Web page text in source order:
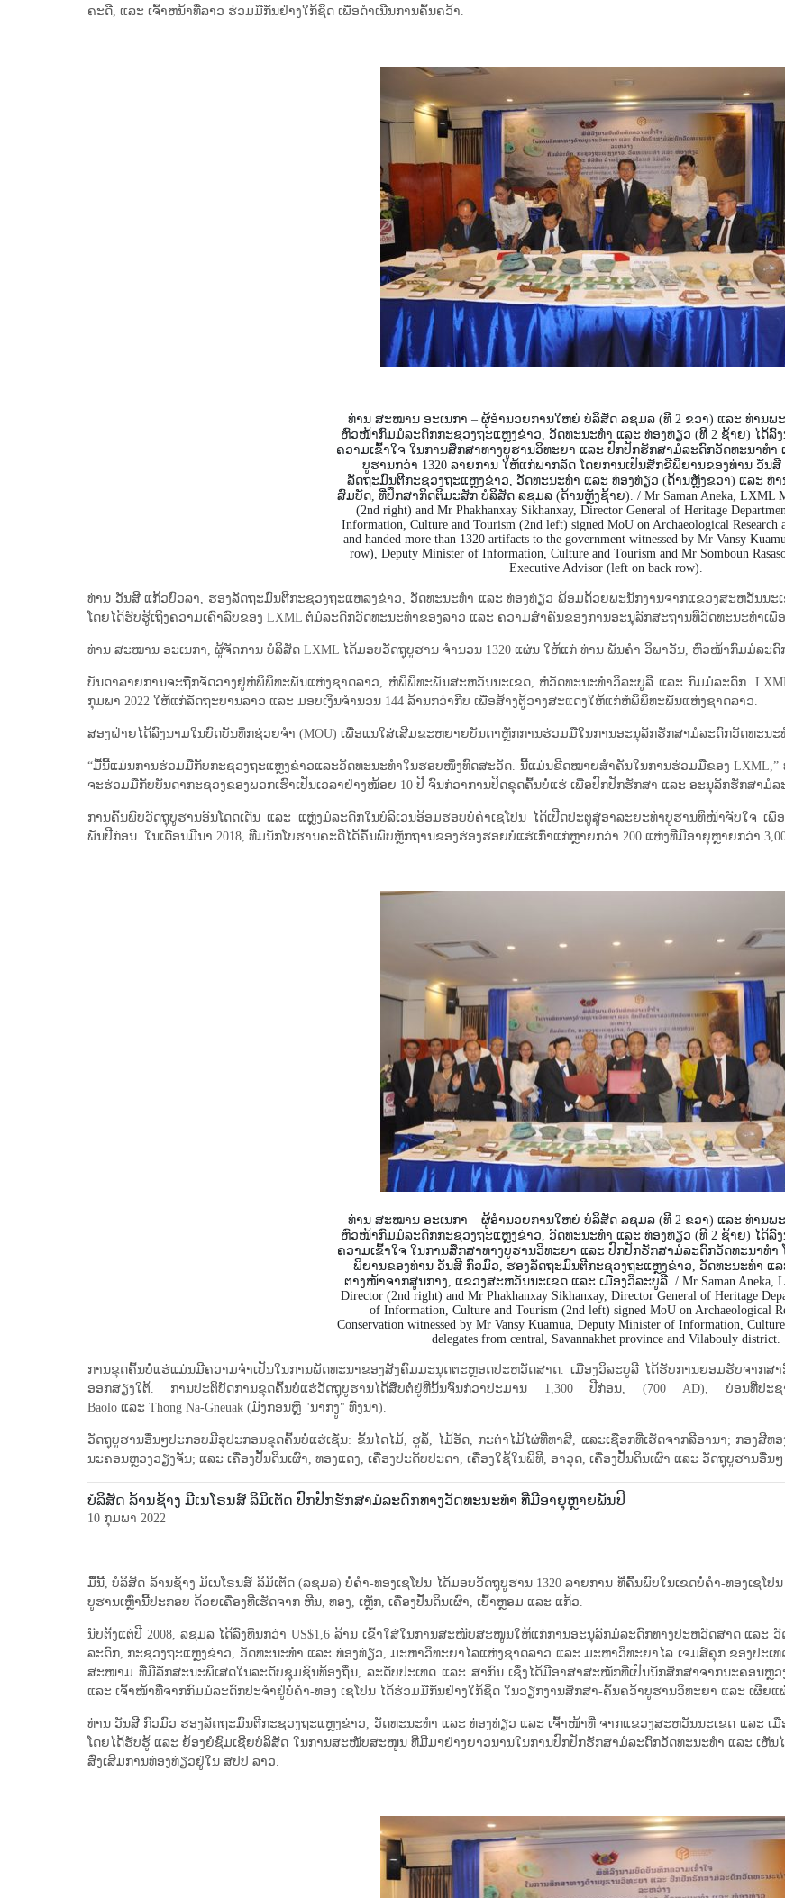
ຄະດີ, ແລະ ເຈົ້າຫນ້າທີ່ລາວ ຮ່ວມມືກັນຢ່າງໃກ້ຊິດ ເພື່ອດໍາເນີນການຄົ້ນຄວ້າ.
ທ່ານ ສະໝານ ອະເນກາ – ຜູ້ອຳນວຍການໃຫຍ່ ບໍລິສັດ ລຊມລ (ທີ 2 ຂວາ) ແລະ ທ່ານພ
ຫົວໜ້າກົມມໍລະດົກກະຊວງຖະແຫຼງຂ່າວ, ວັດທະນະທຳ ແລະ ທ່ອງທ່ຽວ (ທີ 2 ຊ້າຍ) ໄດ້ລົ
ຄວາມເຂົ້າໃຈ ໃນການສຶກສາທາງບູຮານວິທະຍາ ແລະ ປົກປັກຮັກສາມໍລະດົກວັດທະນາທໍາ
ບູຮານກວ່າ 1320 ລາຍການ ໃຫ້ແກ່ພາກລັດ ໂດຍການເປັນສັກຂີພິຍານຂອງທ່ານ ວັນສີ
ລັດຖະມົນຕີກະຊວງຖະແຫຼງຂ່າວ, ວັດທະນະທຳ ແລະ ທ່ອງທ່ຽວ (ດ້ານຫຼັງຂວາ) ແລະ ທ່
ສົມບັດ, ທີ່ປຶກສາກິດຕິມະສັກ ບໍລິສັດ ລຊມລ (ດ້ານຫຼັງຊ້າຍ). / Mr Saman Aneka, LXML
(2nd right) and Mr Phakhanxay Sikhanxay, Director General of Heritage
Information, Culture and Tourism (2nd left) signed MoU on Archaeological Research
and handed more than 1320 artifacts to the government witnessed by Mr Vansy
row), Deputy Minister of Information, Culture and Tourism and Mr Somboun
Executive Advisor (left on back row).
ທ່ານ ວັນສີ ແກ້ວບົວລາ, ຮອງລັດຖະມົນຕີກະຊວງຖະແຫລງຂ່າວ, ວັດທະນະທຳ ແລະ ທ່ອງທ່ຽວ ພ້ອມດ້ວຍພະນັກງານຈາກແຂວງສະຫວັນນ
ໂດຍໄດ້ຮັບຮູ້ເຖິງຄວາມເຄົາລົບຂອງ LXML ຕໍ່ມໍລະດົກວັດທະນະທຳຂອງລາວ ແລະ ຄວາມສຳຄັນຂອງການອະນຸລັກສະຖານທີ່ວັດທະນະທຳເພື່
ທ່ານ ສະໝານ ອະເນກາ, ຜູ້ຈັດການ ບໍລິສັດ LXML ໄດ້ມອບວັດຖຸບູຮານ ຈໍານວນ 1320 ແຜ່ນ ໃຫ້ແກ່ ທ່ານ ພັນຄຳ ວິພາວັນ, ຫົວໜ້າກົມມໍລະ
ບັນດາ​ລາຍການ​ຈະ​ຖືກ​ຈັດ​ວາງ​ຢູ່​ຫໍພິພິທະ​ພັນ​ແຫ່ງ​ຊາດ​ລາວ, ຫໍພິພິທະ​ພັນ​ສະຫວັນ​ນະ​ເຂດ, ຫໍ​ວັດທະນະທຳ​ວິລະ​ບູລີ ​ແລະ ກົມ​ມໍລະດົກ.
ກຸມພາ 2022 ໃຫ້ແກ່ລັດຖະບານລາວ ແລະ ມອບເງິນຈໍານວນ 144 ລ້ານກວ່າກີບ ເພື່ອສ້າງຕູ້ວາງສະແດງໃຫ້ແກ່ຫໍພິພິທະພັນແຫ່ງຊາດລາວ.
ສອງ​ຝ່າຍ​ໄດ້​ລົງ​ນາມ​ໃນ​ບົດ​ບັນທຶກ​ຊ່ວຍ​ຈຳ (MOU) ​ເພື່ອ​ແນ​ໃສ່​ເສີມ​ຂະຫຍາຍ​ບັນດາ​ຫຼັກການ​ຮ່ວມ​ມື​ໃນ​ການ​ອະນຸລັກ​ຮັກສາ​ມໍລະດົກ​ວັດທະນະ
“ມື້​ນີ້​ແມ່ນ​ການ​ຮ່ວມ​ມື​ກັບ​ກະ​ຊວງ​ຖະ​ແຫຼງ​ຂ່າວ​ແລະ​ວັດ​ທະ​ນະ​ທຳ​ໃນ​ຮອບ​ໜຶ່ງ​ທົດ​ສະ​ວັດ. ນີ້ແມ່ນຂີດໝາຍສຳຄັນໃນການຮ່ວມມືຂອງ LXML,”
ຈະຮ່ວມມືກັບບັນດາກະຊວງຂອງພວກເຮົາເປັນເວລາຢ່າງໜ້ອຍ 10 ປີ ຈົນກ່ວາການປິດຂຸດຄົ້ນບໍ່ແຮ່ ເພື່ອປົກປັກຮັກສາ ແລະ ອະນຸລັກຮັກສາມໍລ
ການຄົ້ນພົບວັດຖຸບູຮານອັນໂດດເດັ່ນ ແລະ ແຫຼ່ງມໍລະດົກໃນບໍລິເວນອ້ອມຮອບບໍ່ຄຳເຊໂປນ ໄດ້ເປີດປະຕູສູ່ອາລະຍະທຳບູຮານທີ່ໜ້າຈັບໃຈ ເພື່
ພັນປີກ່ອນ. ໃນເດືອນມີນາ 2018, ທີມນັກໂບຮານຄະດີໄດ້ຄົ້ນພົບຫຼັກຖານຂອງຮ່ອງຮອຍບໍ່ແຮ່ເກົ່າແກ່ຫຼາຍກວ່າ 200 ແຫ່ງທີ່ມີອາຍຸຫຼາຍກວ່າ
ທ່ານ ສະໝານ ອະເນກາ – ຜູ້ອຳນວຍການໃຫຍ່ ບໍລິສັດ ລຊມລ (ທີ 2 ຂວາ) ແລະ ທ່ານພ
ຫົວໜ້າກົມມໍລະດົກກະຊວງຖະແຫຼງຂ່າວ, ວັດທະນະທຳ ແລະ ທ່ອງທ່ຽວ (ທີ 2 ຊ້າຍ) ໄດ້ລົ
ຄວາມເຂົ້າໃຈ ໃນການສຶກສາທາງບູຮານວິທະຍາ ແລະ ປົກປັກຮັກສາມໍລະດົກວັດທະນາທໍາ
ພິຍານຂອງທ່ານ ວັນສີ ກົວມົວ, ຮອງລັດຖະມົນຕີກະຊວງຖະແຫຼງຂ່າວ, ວັດທະນະທຳ ແ
ຕາງໜ້າຈາກສູນກາງ, ແຂວງສະຫວັນນະເຂດ ແລະ ເມືອງວິລະບູລີ. / Mr Saman Aneka,
Director (2nd right) and Mr Phakhanxay Sikhanxay, Director General of Heritage
of Information, Culture and Tourism (2nd left) signed MoU on Archaeological
Conservation witnessed by Mr Vansy Kuamua, Deputy Minister of Information,
delegates from central, Savannakhet province and Vilabouly district.
ການຂຸດຄົ້ນບໍ່ແຮ່ແມ່ນມີຄວາມຈໍາເປັນໃນການພັດທະນາຂອງສັງຄົມມະນຸດຕະຫຼອດປະຫວັດສາດ. ເມືອງວິລະບູລີ ໄດ້ຮັບການຍອມຮັບຈາກສ
ອອກສຽງໃຕ້. ການປະຕິບັດການຂຸດຄົ້ນບໍ່ແຮ່ວັດຖຸບູຮານໄດ້ສືບຕໍ່ຢູ່ທີ່ນັ້ນຈົນກ່ວາປະມານ 1,300 ປີກ່ອນ, (700 AD), ບ່ອນທີ່ປະຊາ
Baolo ແລະ Thong Na-Gneuak (ມັງກອນຫຼື "ນາກງູ" ທົ່ງນາ).
ວັດຖຸບູຮານອື່ນໆປະກອບມີອຸປະກອນຂຸດຄົ້ນບໍ່ແຮ່ເຊັ່ນ: ຂັ້ນໄດໄມ້, ຮູລໍ້, ໄມ້ອັດ, ກະຕ່າໄມ້ໄຜ່ທີ່ທາສີ, ແລະເຊືອກທີ່ເຮັດຈາກລີອານາ; ກອງ​ສີ​
ນະຄອນຫຼວງ​ວຽງ​ຈັນ; ແລະ ເຄື່ອງປັ້ນດິນເຜົາ, ທອງແດງ, ເຄື່ອງປະດັບປະດາ, ເຄື່ອງໃຊ້ໃນພິທີ, ອາວຸດ, ເຄື່ອງປັ້ນດິນເຜົາ ແລະ ວັດຖຸບູຮານ
ບໍ​ລິ​ສັດ ລ້ານ​ຊ້າງ ມີ​ເນ​ໂຣນ​ສ໌ ລິ​ມິ​ເຕັດ ປົກ​ປັກ​ຮັກ​ສ​າ​ມໍ​ລະ​ດົກ​​ທາງວັດ​ທະ​ນະ​ທຳ ທີ່​ມີ​ອາ​ຍຸຫຼາຍ​ພັນ​ປີ
10 ກຸມ​ພາ 2022
ມື້ນີ້, ບໍ​ລິ​ສັດ ລ້ານ​ຊ້າງ ມິ​ເນ​ໂຣນ​ສ໌ ລິ​ມິ​ເຕັດ (ລ​ຊມ​ລ) ບໍ່​ຄຳ-ທອງ​ເຊ​ໂປນ ໄດ້​ມອບ​ວັດ​ຖຸ​ບູ​ຮານ 1320 ລາຍ​ການ​ ທີ່ຄົ້ນ​ພົບ​ໃນ​ເຂດ​ບໍ່​ຄຳ-ທອງ​ເຊ​ໂ
ບູ​ຮານ​ເຫຼົ່າ​ນີ້ປະ​ກອ​ບ​ ດ້ວຍເຄື່ອ​ງ​ທີ່​ເຮັດ​ຈາກ ຫີນ, ທອງ, ເຫຼັກ, ເຄື່ອງ​ປັ້ນ​ດິນ​ເຜົາ, ເບົ້າຫຼອມ ແລະ ແກ້ວ. ​
ນັບ​ຕັ້ງ​ແຕ່​ປີ 2008, ​ລ​ຊມ​ລ ໄດ້​ລົງ​ທຶນກວ່າ US$1,6 ລ້ານ​ ເຂົ້າ​ໃສ່​ໃນ​ການ​ສະ​ໜັບ​ສະ​ໜູນ​ໃຫ້​ແກ່​ການ​ອະ​ນຸ​ລັກ​ມໍ​ລະ​ດົກ​ທາງ​ປະ​ຫວັດ​ສາດ ແລະ
ລະ​ດົກ, ກະ​ຊວງ​ຖະ​ແຫຼງ​ຂ່າວ, ວັດ​ທະ​ນະ​ທຳ ແລະ ທ່ອງ​ທ່ຽວ, ມະ​ຫາ​ວິ​ທະ​ຍາ​ໄລ​ແຫ່ງ​ຊາດ​ລາວ ແລະ ມະ​ຫາ​ວິທະ​ຍາ​ໄລ​ ເຈມ​ສ໌​ຄຸກ ຂອງ​ປະ​
ສະໜາມ ທີ່ມີລັກສະນະພິເສດໃນລະດັບຊຸມຊົນທ້ອງຖິ່ນ, ລະດັບປະເທດ ແລະ ສາກົນ ເຊິ່ງໄດ້ມີອາສາສະໝັກທີ່ເປັນນັກສຶກສາຈາກນະຄອນຫຼ
ແລະ ເຈົ້າໜ້າທີ່ຈາກກົມມໍລະດົກປະຈຳຢູ່ບໍ່ຄຳ-ທອງ ເຊໂປນ ໄດ້ຮ່ວມມືກັນຢ່າງໃກ້ຊິດ ໃນວຽກງານສຶກສາ-ຄົ້ນຄວ້າ​ບູ​ຮານ​ວິ​ທະ​ຍາ ແລະ ເຜີຍ​ແ
ທ່ານ ວັນ​ສີ ກົ​ວມົວ ຮອງລັດ​ຖະ​ມົນ​ຕີ​ກະ​ຊວງ​ຖະ​ແຫຼງ​ຂ່າວ, ວັດ​ທະ​ນະ​ທຳ ແລະ ທ່ອງ​ທ່ຽວ ແລະ ເຈົ້າ​ໜ້າ​ທີ່ ຈາກ​ແຂວງ​ສະ​ຫວັນ​ນະ​ເຂດ ແລະ ເ
ໂດຍ​ໄດ້​ຮັບ​ຮູ້ ແລະ ຍ້ອງ​ຍໍ​ຊົມ​ເຊີຍ​ບໍ​ລິ​ສັດ ໃນການ​ສະ​ໜັບ​ສະ​ໜູນ​ ​ທີ່​ມີ​ມາ​ຢ່າງຍາວ​​ນານ​ໃນ​ການ​ປົກ​ປັກ​ຮັກ​ສາ​ມໍ​ລະ​ດົກ​ວັດ​ທະ​ນະ​ທຳ ແລະ ເຫັ
ສົ່ງ​ເສີມ​ການ​ທ່ອງ​ທ່ຽວ​ຢູ່​ໃນ ສ​ປ​ປ ລາວ.